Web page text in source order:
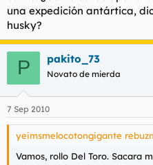
una expedición antártica,
husky?
P pakito_73
Novato de mierda
7 Sep 2010
yeimsmelocotongigante
Vamos, rollo Del Toro. Sacara